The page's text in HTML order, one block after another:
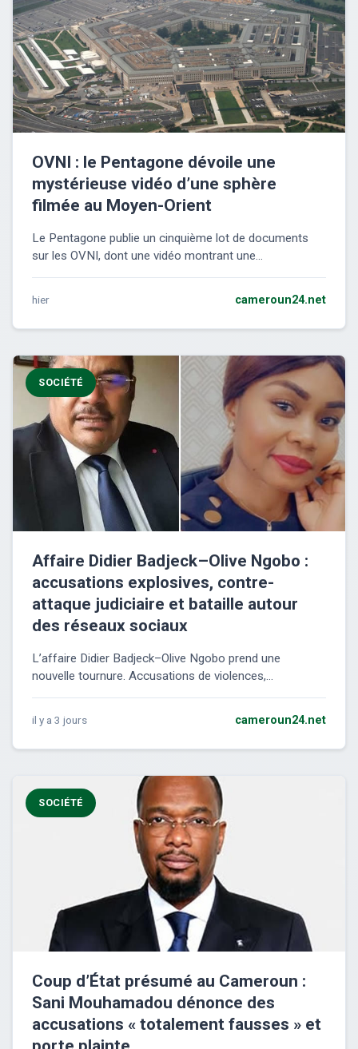
OVNI : le Pentagone dévoile une
mystérieuse vidéo d’une sphère
filmée au Moyen-Orient
Le Pentagone publie un cinquième lot de documents
sur les OVNI, dont une vidéo montrant une...
hier cameroun24.net
SOCIÉTÉ
Affaire Didier Badjeck–Olive Ngobo :
accusations explosives, contre-
attaque judiciaire et bataille autour
des réseaux sociaux
L’affaire Didier Badjeck–Olive Ngobo prend une
nouvelle tournure. Accusations de violences,...
il y a 3 jours cameroun24.net
SOCIÉTÉ
Coup d’État présumé au Cameroun :
Sani Mouhamadou dénonce des
accusations « totalement fausses » et